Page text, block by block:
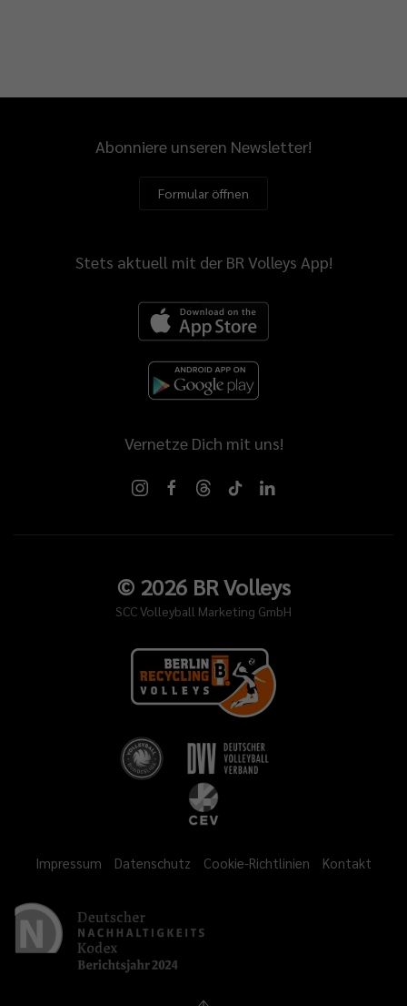
Abonniere unseren Newsletter!
Formular öffnen
Stets aktuell mit der BR Volleys App!
Vernetze Dich mit uns!
© 2026BR Volleys
SCC Volleyball Marketing GmbH
Impressum Datenschutz Cookie-Richtlinien Kontakt